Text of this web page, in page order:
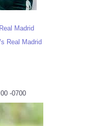
Madrid
Real Madrid
-0700